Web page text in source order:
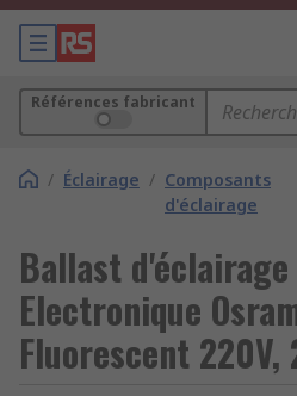
Références fabricant
/ Éclairage / Composants
d'éclairage
Ballast d'éclairage
Electronique
Fluorescent 220V,